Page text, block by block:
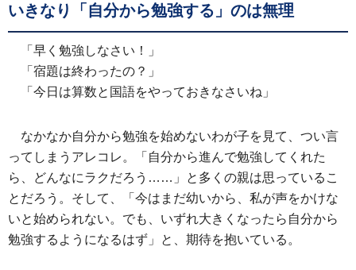
いきなり「自分から勉強する」のは無理
「早く勉強しなさい！」
「宿題は終わったの？」
「今日は算数と国語をやっておきなさいね」
なかなか自分から勉強を始めないわが子を見て、つい言
ってしまうアレコレ。「自分から進んで勉強してくれた
ら、どんなにラクだろう……」と多くの親は思っているこ
とだろう。そして、「今はまだ幼いから、私が声をかけな
いと始められない。でも、いずれ大きくなったら自分から
勉強するようになるはず」と、期待を抱いている。